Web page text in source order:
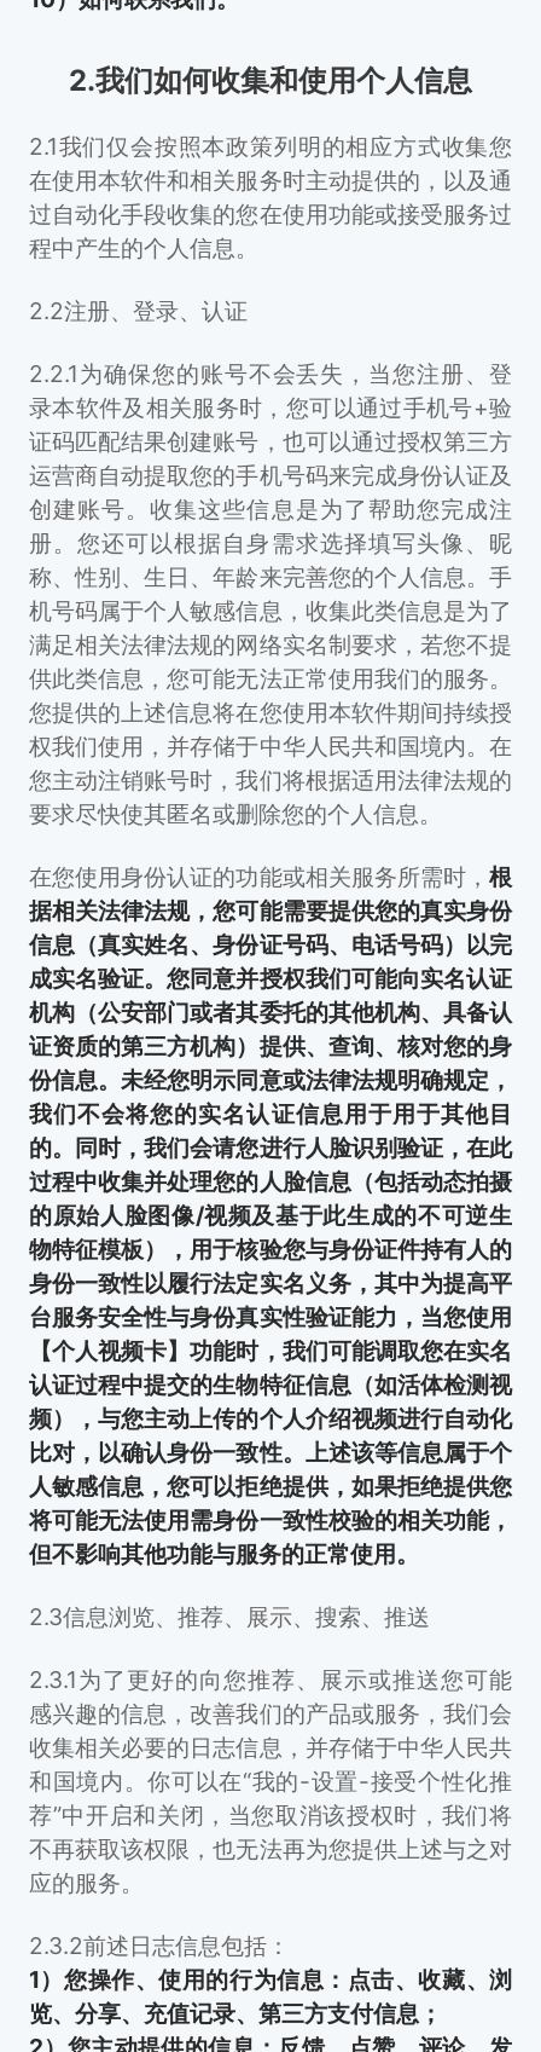
2.我们如何收集和使用个人信息
2.1我们仅会按照本政策列明的相应方式收集您
在使用本软件和相关服务时主动提供的，以及通
过自动化手段收集的您在使用功能或接受服务过
程中产生的个人信息。
2.2注册、登录、认证
2.2.1为确保您的账号不会丢失，当您注册、登
录本软件及相关服务时，您可以通过手机号+验
证码匹配结果创建账号，也可以通过授权第三方
运营商自动提取您的手机号码来完成身份认证及
创建账号。收集这些信息是为了帮助您完成注
册。您还可以根据自身需求选择填写头像、昵
称、性别、生日、年龄来完善您的个人信息。手
机号码属于个人敏感信息，收集此类信息是为了
满足相关法律法规的网络实名制要求，若您不提
供此类信息，您可能无法正常使用我们的服务。
您提供的上述信息将在您使用本软件期间持续授
权我们使用，并存储于中华人民共和国境内。在
您主动注销账号时，我们将根据适用法律法规的
要求尽快使其匿名或删除您的个人信息。
在您使用身份认证的功能或相关服务所需时，根
据相关法律法规，您可能需要提供您的真实身份
信息（真实姓名、身份证号码、电话号码）以完
成实名验证。您同意并授权我们可能向实名认证
机构（公安部门或者其委托的其他机构、具备认
证资质的第三方机构）提供、查询、核对您的身
份信息。未经您明示同意或法律法规明确规定，
我们不会将您的实名认证信息用于用于其他目
的。同时，我们会请您进行人脸识别验证，在此
过程中收集并处理您的人脸信息（包括动态拍摄
的原始人脸图像/视频及基于此生成的不可逆生
物特征模板），用于核验您与身份证件持有人的
身份一致性以履行法定实名义务，其中为提高平
台服务安全性与身份真实性验证能力，当您使用
【个人视频卡】功能时，我们可能调取您在实名
认证过程中提交的生物特征信息（如活体检测视
频），与您主动上传的个人介绍视频进行自动化
比对，以确认身份一致性。上述该等信息属于个
人敏感信息，您可以拒绝提供，如果拒绝提供您
将可能无法使用需身份一致性校验的相关功能，
但不影响其他功能与服务的正常使用。
2.3信息浏览、推荐、展示、搜索、推送
2.3.1为了更好的向您推荐、展示或推送您可能
感兴趣的信息，改善我们的产品或服务，我们会
收集相关必要的日志信息，并存储于中华人民共
和国境内。你可以在“我的-设置-接受个性化推
荐”中开启和关闭，当您取消该授权时，我们将
不再获取该权限，也无法再为您提供上述与之对
应的服务。
2.3.2前述日志信息包括：
1）您操作、使用的行为信息：点击、收藏、浏
览、分享、充值记录、第三方支付信息；